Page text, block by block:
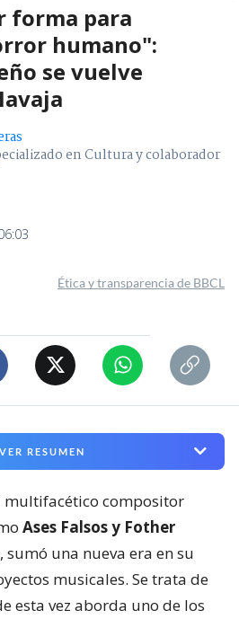
forma para
humano":
se vuelve
en Cultura y colaborador
Ética y transparencia de BBCL
VER RESUMEN
multifacético compositor
Ases Falsos y Fother
sumó una nueva era en su
musicales. Se trata de
esta vez aborda uno de los